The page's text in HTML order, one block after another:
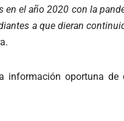
el año 2020 con la
a que dieran
información oportuna de